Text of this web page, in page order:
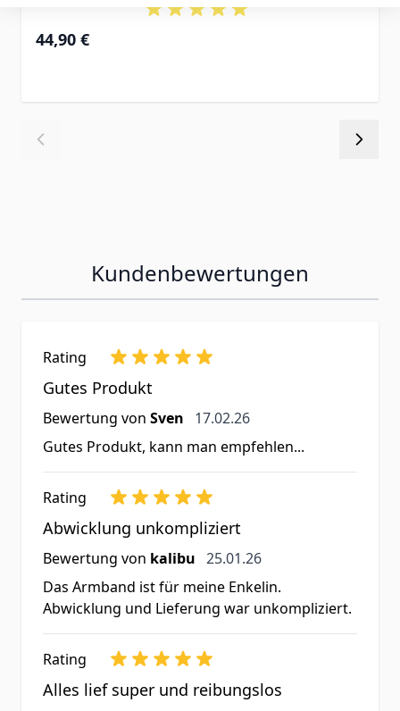
Ab
44,90 €
Kundenbewertungen
Rating
Gutes Produkt
Bewertung von Sven 17. Februar 2026
17.02.26
Gutes Produkt, kann man empfehlen...
Rating
Abwicklung unkompliziert
Bewertung von kalibu 25. Januar 2026
25.01.26
Das Armband ist für meine Enkelin.
Abwicklung und Lieferung war unkompliziert.
Rating
Alles lief super und reibungslos